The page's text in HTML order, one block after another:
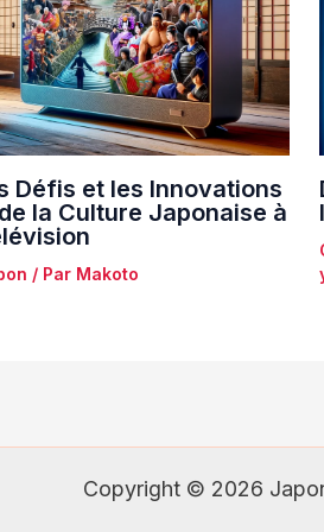
Défis et les Innovations
la Culture Japonaise à
/ Par Makoto
Copyright © 2026